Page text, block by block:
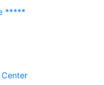
*****